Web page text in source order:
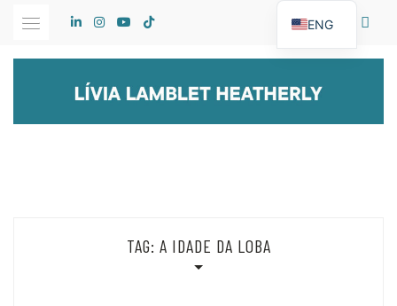
TAG: A IDADE DA LOBA
ENG